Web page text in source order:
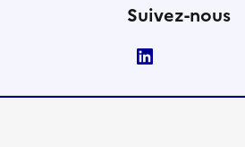
Suivez-nous